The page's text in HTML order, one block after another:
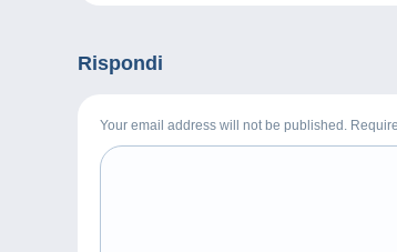
Rispondi
Your email address will not be published.